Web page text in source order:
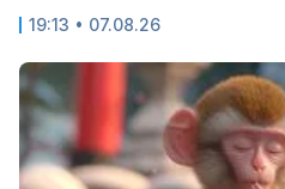
19:13 • 07.08.26